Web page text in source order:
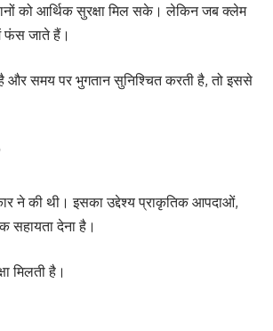
को आर्थिक सुरक्षा मिल सके। लेकिन जब क्लेम
फंस जाते हैं।
है और समय पर भुगतान सुनिश्चित करती है, तो इससे
ने की थी। इसका उद्देश्य प्राकृतिक आपदाओं,
सहायता देना है।
मिलती है।